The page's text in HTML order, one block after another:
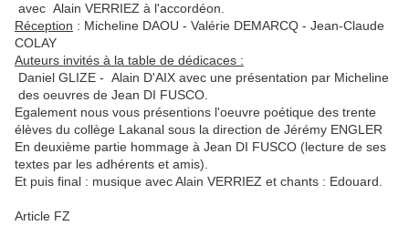
avec Alain VERRIEZ à l'accordéon.
Réception : Micheline DAOU - Valérie DEMARCQ - Jean-Claude
COLAY
Auteurs invités à la table de dédicaces :
Daniel GLIZE - Alain D'AIX avec une présentation par Micheline
des oeuvres de Jean DI FUSCO.
Egalement nous vous présentions l'oeuvre poétique des trente
élèves du collège Lakanal sous la direction de Jérémy ENGLER
En deuxième partie hommage à Jean DI FUSCO (lecture de ses
textes par les adhérents et amis).
Et puis final : musique avec Alain VERRIEZ et chants : Edouard.
Article FZ